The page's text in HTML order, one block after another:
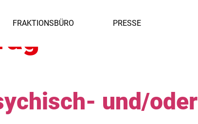
FRAKTIONSBÜRO PRESSE
und/oder